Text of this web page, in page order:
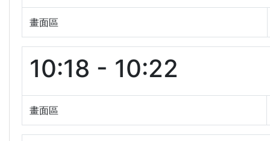
畫面區
10:18 - 10:22
畫面區